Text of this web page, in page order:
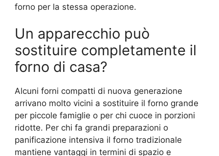
forno per la stessa operazione.
Un apparecchio può
sostituire completamente il
forno di casa?
Alcuni forni compatti di nuova generazione
arrivano molto vicini a sostituire il forno grande
per piccole famiglie o per chi cuoce in porzioni
ridotte. Per chi fa grandi preparazioni o
panificazione intensiva il forno tradizionale
mantiene vantaggi in termini di spazio e